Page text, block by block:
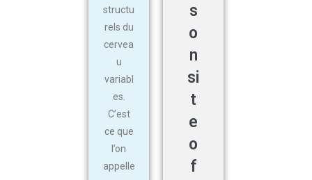
structu
rels du
cervea
u
variabl
es.
C’est
ce que
l’on
appelle
s
o
n
si
t
e
o
f